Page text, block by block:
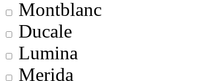
Montblanc
Ducale
Lumina
Merida